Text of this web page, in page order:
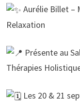
Aurélie Billet –
Relaxation
Présente au
Thérapies
Les 20 & 21